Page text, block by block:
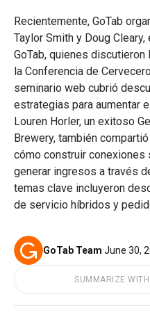
Recientemente, GoTab
Taylor Smith y Doug
GoTab, quienes
la Conferencia de
seminario web cubrió
estrategias para aumentar
Louren Horler, un exitoso
Brewery, también
cómo construir conexiones
generar ingresos a través
temas clave incluyeron
de servicio híbridos y
GoTab Team·June 30,
SUMMARIZE WITH